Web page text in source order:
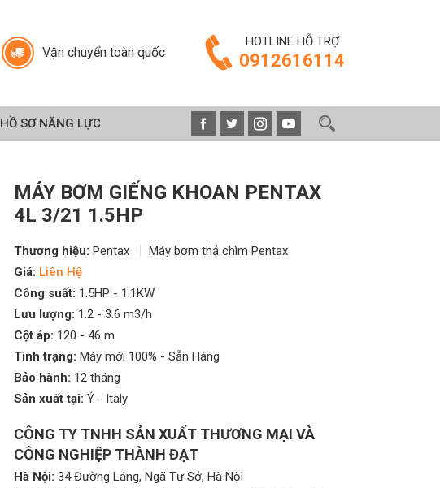
Vận chuyển toàn quốc
HOTLINE HỖ TRỢ
0912616114
HỒ SƠ NĂNG LỰC
MÁY BƠM GIẾNG KHOAN PENTAX
4L 3/21 1.5HP
Thương hiệu: Pentax
Máy bơm thả chìm Pentax
Giá: Liên Hệ
Công suất: 1.5HP - 1.1KW
Lưu lượng: 1.2 - 3.6 m3/h
Cột áp: 120 - 46 m
Tình trạng: Máy mới 100% - Sẵn Hàng
Bảo hành: 12 tháng
Sản xuất tại: Ý - Italy
CÔNG TY TNHH SẢN XUẤT THƯƠNG MẠI VÀ
CÔNG NGHIỆP THÀNH ĐẠT
Hà Nội: 34 Đường Láng, Ngã Tư Sở, Hà Nội